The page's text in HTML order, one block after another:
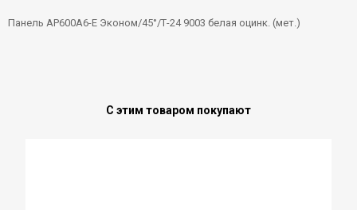
Панель AP600A6-E Эконом/45°/Т-24 9003 белая оцинк. (мет.)
С этим товаром покупают